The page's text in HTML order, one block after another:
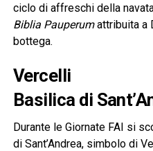
ciclo di affreschi della
Biblia Pauperumattribuita a
bottega.
Vercelli
Basilica di
Durante le Giornate FAI si
di Sant’Andrea, simbolo di